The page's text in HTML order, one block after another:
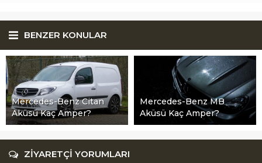
BENZER KONULAR
Mercedes-Benz Citan
Aküsü Kaç Amper?
Mercedes-Benz MB
Aküsü Kaç Amper?
ZİYARETÇİ YORUMLARI